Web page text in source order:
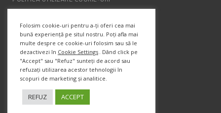
ANPC
Info Contact
Str. Semenic, Nr.1, Ap.5, Timisoara.
Telefon:(+4) 0747 066 701
Folosim cookie-uri pentru a-ți oferi cea mai
bună experiență pe situl nostru. Poți afla mai
multe despre ce cookie-uri folosim sau să le
dezactivezi în Cookie Settings . Dând click pe
"Accept" sau "Refuz" sunteți de acord sau
refuzați utilizarea acestor tehnologii în
scopuri de marketing și analitice.
REFUZ ACCEPT